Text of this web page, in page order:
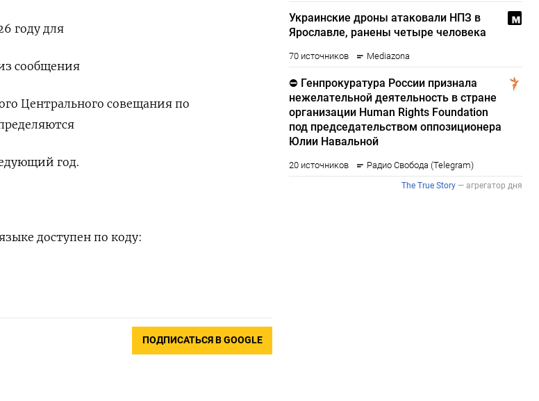
году для
сообщения
Центрального совещания по
год.
доступен по коду:
ПОДПИСАТЬСЯ В GOOGLE